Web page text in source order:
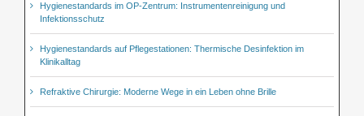
Hygienestandards im OP-Zentrum: Instrumentenreinigung und
Infektionsschutz
Hygienestandards auf Pflegestationen: Thermische Desinfektion im
Klinikalltag
Refraktive Chirurgie: Moderne Wege in ein Leben ohne Brille